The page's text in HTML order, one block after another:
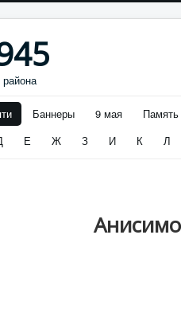
Баннеры 9 мая
Е Ж З И К Л